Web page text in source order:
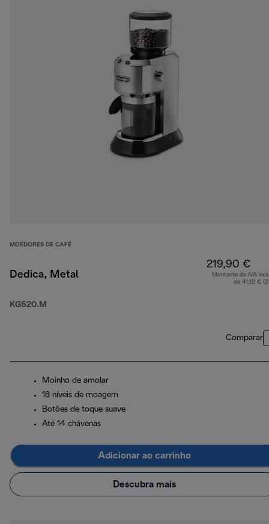
MOEDORES DE CAFÉ
Dedica, Metal
KG520.M
219,90 €
Montante de IVA
de 41,12 €
Comparar
Moinho de amolar
18 níveis de moagem
Botões de toque suave
Até 14 chávenas
Adicionar ao carrinho
Descubra mais